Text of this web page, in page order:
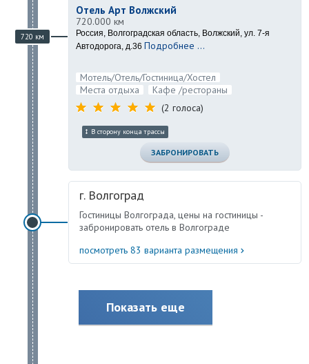
720 км
Отель Арт Волжский
720.000 км
Россия, Волгоградская область, Волжский, ул. 7-я
Автодорога, д.36 Подробнее ...
Мотель/Отель/Гостиница/Хостел
Места отдыха
Кафе /рестораны
(2 голоса)
В сторону конца трассы
ЗАБРОНИРОВАТЬ
г. Волгоград
Гостиницы Волгограда, цены на гостиницы -
забронировать отель в Волгограде
посмотреть 83 варианта размещения
Показать еще